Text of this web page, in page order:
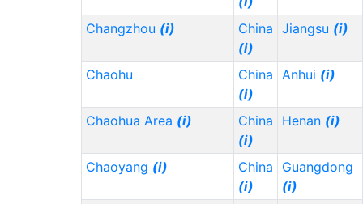
Changzhou (i)
China
(i)
Jiangsu (i)
Chaohu
China
(i)
Anhui (i)
Chaohua Area (i)
China
(i)
Henan (i)
Chaoyang (i)
China
(i)
Guangdong
(i)